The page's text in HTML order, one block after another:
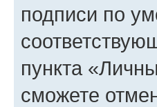
подписи по
пункта
сможете